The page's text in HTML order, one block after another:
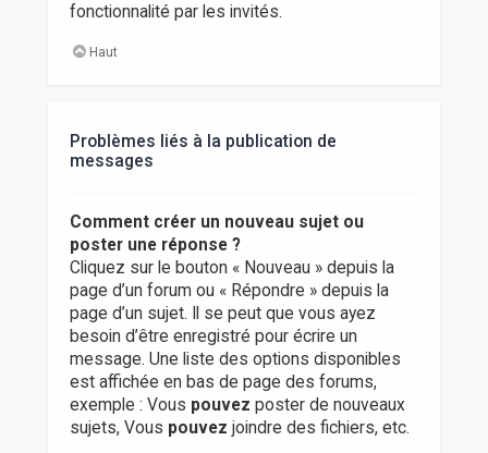
fonctionnalité par les invités.
Haut
Problèmes liés à la publication de
messages
Comment créer un nouveau sujet ou
poster une réponse ?
Cliquez sur le bouton « Nouveau » depuis la
page d’un forum ou « Répondre » depuis la
page d’un sujet. Il se peut que vous ayez
besoin d’être enregistré pour écrire un
message. Une liste des options disponibles
est affichée en bas de page des forums,
exemple : Vous pouvez poster de nouveaux
sujets, Vous pouvez joindre des fichiers, etc.